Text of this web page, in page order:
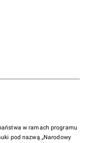
w ramach programu
pod nazwą „Narodowy